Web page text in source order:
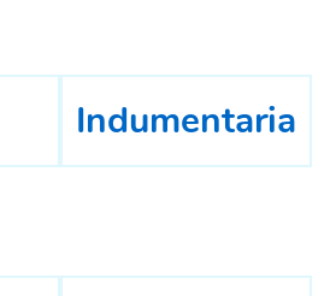
Indumentaria